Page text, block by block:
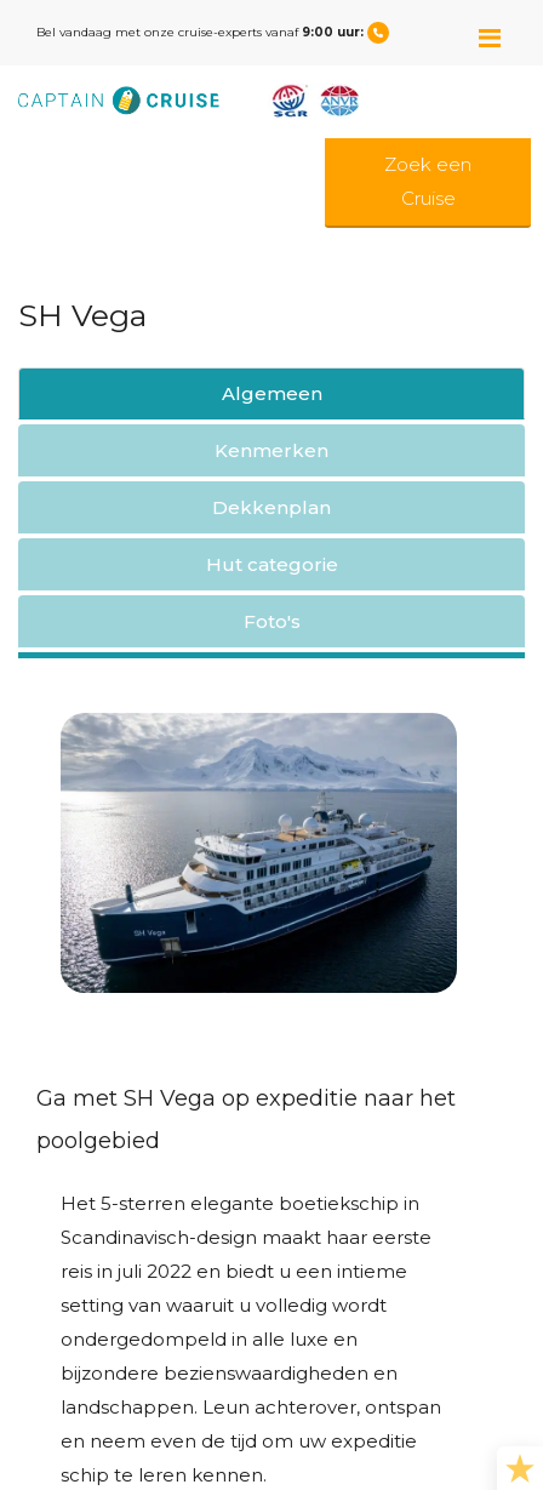
Bel vandaag met onze cruise-experts vanaf 9:00 uur:
Zoek een
Cruise
SH Vega
Algemeen
Kenmerken
Dekkenplan
Hut categorie
Foto's
Ga met SH Vega op expeditie naar het
poolgebied
Het 5-sterren elegante boetiekschip in
Scandinavisch-design maakt haar eerste
reis in juli 2022 en biedt u een intieme
setting van waaruit u volledig wordt
ondergedompeld in alle luxe en
bijzondere bezienswaardigheden en
landschappen. Leun achterover, ontspan
en neem even de tijd om uw expeditie
schip te leren kennen.